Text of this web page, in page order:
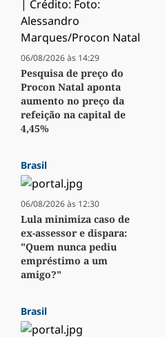
06/08/2026 às 14:29
Pesquisa de preço do
Procon Natal aponta
aumento no preço da
refeição na capital de
4,45%
Brasil
06/08/2026 às 12:30
Lula minimiza caso de
ex-assessor e dispara:
"Quem nunca pediu
empréstimo a um
amigo?"
Brasil